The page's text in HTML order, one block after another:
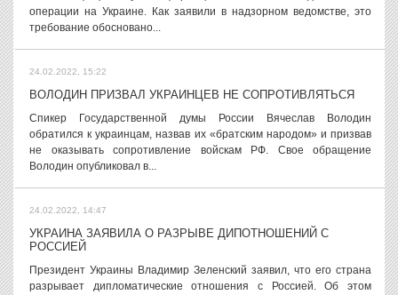
операции на Украине. Как заявили в надзорном ведомстве, это
требование обосновано...
24.02.2022, 15:22
ВОЛОДИН ПРИЗВАЛ УКРАИНЦЕВ НЕ СОПРОТИВЛЯТЬСЯ
Спикер Государственной думы России Вячеслав Володин
обратился к украинцам, назвав их «братским народом» и призвав
не оказывать сопротивление войскам РФ. Свое обращение
Володин опубликовал в...
24.02.2022, 14:47
УКРАИНА ЗАЯВИЛА О РАЗРЫВЕ ДИПОТНОШЕНИЙ С
РОССИЕЙ
Президент Украины Владимир Зеленский заявил, что его страна
разрывает дипломатические отношения с Россией. Об этом